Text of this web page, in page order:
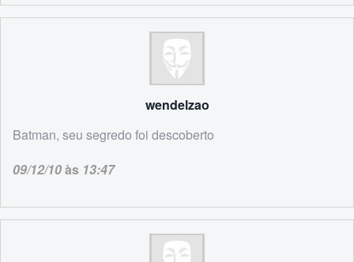
wendelzao
Batman, seu segredo foi descoberto
09/12/10às 13:47